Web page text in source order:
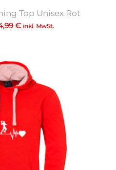
Top Unisex Rot
€ inkl. MwSt.